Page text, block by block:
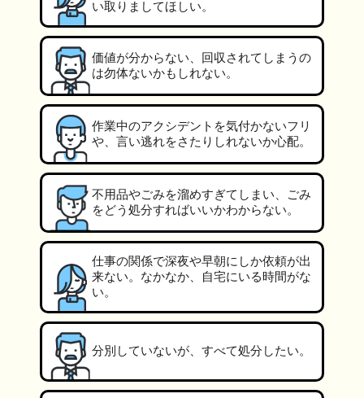
い取りましてほしい。
価値が分からない、回収されてしまうの
は勿体ないかもしれない。
作業中のアクシデントを気付かないフリ
や、言い逃れをさたりしれないか心配。
不用品やごみを溜めすぎてしまい、ごみ
をどう処分すればいいかわからない。
仕事の関係で深夜や早朝にしか依頼が出
来ない。なかなか、自宅にいる時間がな
い。
分別していないが、すべて処分したい。